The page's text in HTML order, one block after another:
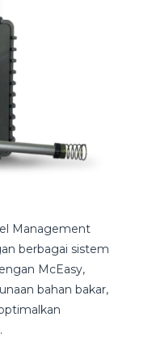
Management
berbagai sistem
McEasy,
bahan bakar,